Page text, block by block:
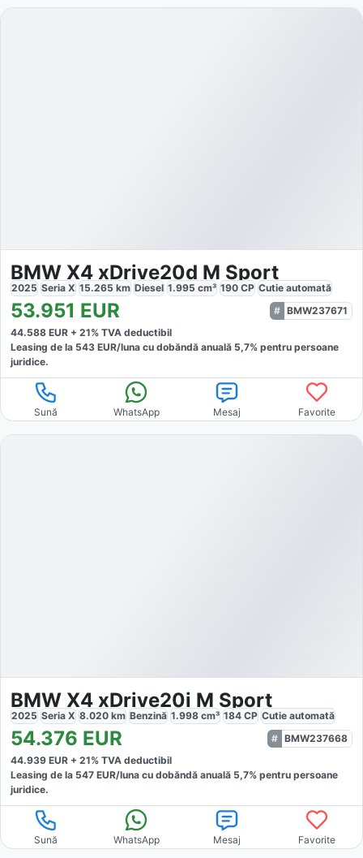
BMW X4 xDrive20d M Sport
2025 Seria X 15.265 km Diesel 1.995 cm³ 190 CP Cutie automată
53.951 EUR
BMW237671
44.588 EUR + 21% TVA deductibil
Leasing de la 543 EUR/luna cu dobăndă anuală 5,7% pentru persoane
juridice.
Sună WhatsApp Mesaj Favorite
BMW X4 xDrive20i M Sport
2025 Seria X 8.020 km Benzină 1.998 cm³ 184 CP Cutie automată
54.376 EUR
BMW237668
44.939 EUR + 21% TVA deductibil
Leasing de la 547 EUR/luna cu dobăndă anuală 5,7% pentru persoane
juridice.
Sună WhatsApp Mesaj Favorite